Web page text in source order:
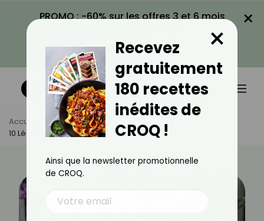
PROMO : -60% sur les offres 3 et 6 mois
VOIR LA PROMO
×
Accueil Actus
Quotidien
10 Légumes À Faire Pousser Sur Son Balcon
Recevez
gratuitement
180 recettes
inédites de
CROQ !
×
Ainsi que la newsletter promotionnelle
de CROQ.